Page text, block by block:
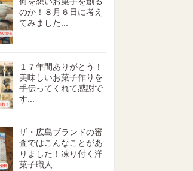
のか！８月６日に考え
てみました...
１７年間ありがとう！
美味しいお菓子作りを
手伝ってくれて感謝で
す...
ザ・広島ブランドの審
査ではこんなことがあ
りました！凍り付く洋
菓子職人...